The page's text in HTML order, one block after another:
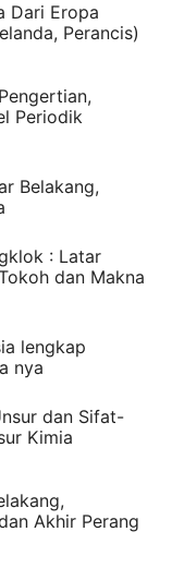
Dari Eropa
Perancis)
Periodik
Belakang,
: Latar
dan Makna
lengkap
nya
dan Sifat-
Kimia
Akhir Perang